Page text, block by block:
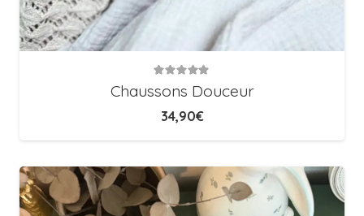
Chaussons Douceur
34,90€